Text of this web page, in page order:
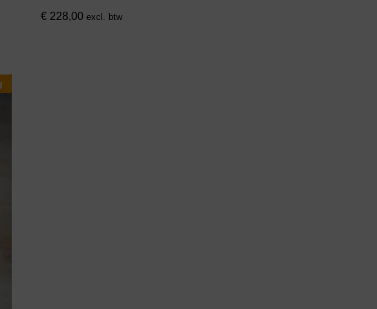
€228,00 excl. btw